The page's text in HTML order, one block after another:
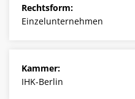
Rechtsform:
Einzelunternehmen
Kammer:
IHK-Berlin